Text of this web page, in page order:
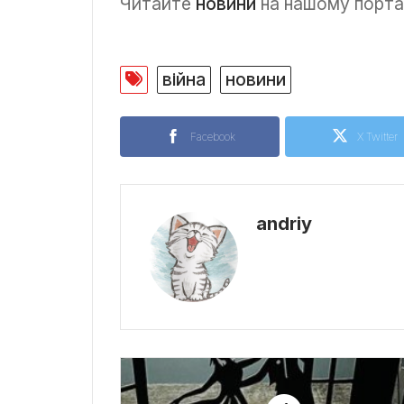
війна новини
Facebook X Twitter
andriy